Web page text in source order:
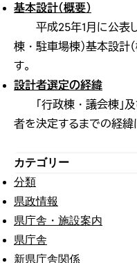
基本設計（概要）
平成25年1月に公表し
棟・駐車場棟）基本設計
す。
設計者選定の経緯
「行政棟・議会棟」及
者を決定するまでの経緯
カテゴリー
分類
県政情報
県庁舎・施設案内
県庁舎
新県庁舎関係